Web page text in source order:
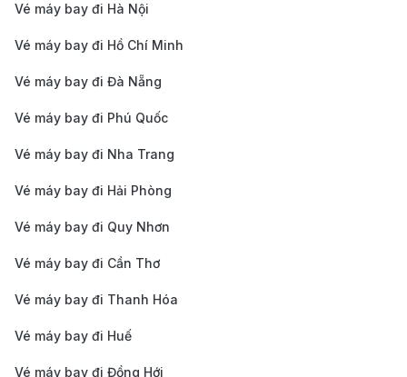
sân bay Vancouver với các khu vực lân cận trong
thành phố. (Ảnh: Internet)
Vé máy bay đi Hà Nội
Vé máy bay đi Hồ Chí Minh
Vé máy bay đi Đà Nẵng
Vé máy bay đi Phú Quốc
Vé máy bay đi Nha Trang
Vé máy bay đi Hải Phòng
Vé máy bay đi Quy Nhơn
Vé máy bay đi Cần Thơ
Vé máy bay đi Thanh Hóa
Vé máy bay đi Huế
Vé máy bay đi Đồng Hới